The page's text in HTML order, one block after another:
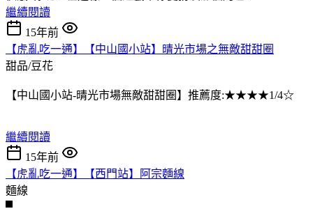
繼續閱讀
15年前
【虎亂吃一通】【中山國小站】晴光市場之無敵甜甜圈
甜品/豆花
【中山國小站-晴光市場無敵甜甜圈】推薦度:★★★★1/4☆
繼續閱讀
15年前
【虎亂吃一通】【西門站】阿宗麵線
麵線